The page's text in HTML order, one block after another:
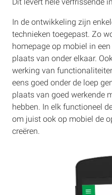
In de ontwikkeling zijn
technieken toegepast. Zo
homepage op mobiel in
plaats van onder elkaar.
werking van
eens goed onder de loep
plaats van goed werkende
hebben. In elk functioneel
om juist ook op mobiel de
creëren.